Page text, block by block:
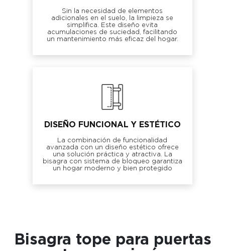
Sin la necesidad de elementos
adicionales en el suelo, la limpieza se
simplifica. Este diseño evita
acumulaciones de suciedad, facilitando
un mantenimiento más eficaz del hogar.
DISEÑO FUNCIONAL Y ESTÉTICO
La combinación de funcionalidad
avanzada con un diseño estético ofrece
una solución práctica y atractiva. La
bisagra con sistema de bloqueo garantiza
un hogar moderno y bien protegido
Bisagra tope para puertas